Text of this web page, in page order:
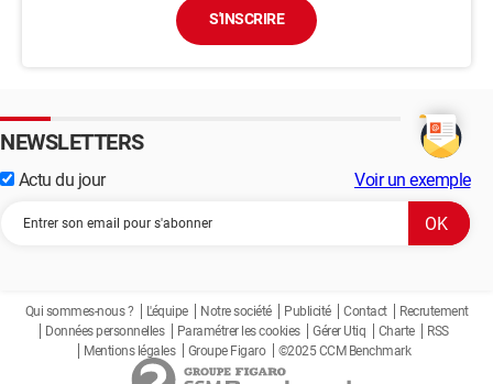
S'INSCRIRE
NEWSLETTERS
Actu du jour Voir un exemple
Qui sommes-nous ? L'équipe Notre société Publicité Contact
Recrutement
Données personnelles
Paramétrer les cookies Gérer Utiq Charte
RSS
Mentions légales
Groupe Figaro ©2025 CCM Benchmark